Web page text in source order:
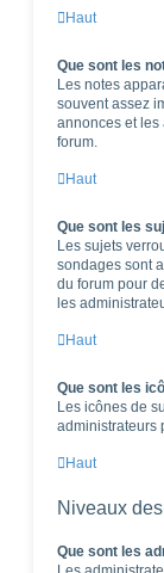
Haut
Que sont les
Les notes
souvent assez
annonces et les
forum.
Haut
Que sont les
Les sujets
sondages sont
du forum pour
les
Haut
Que sont les
Les icônes de
administrateurs
Haut
Niveaux
Que sont les